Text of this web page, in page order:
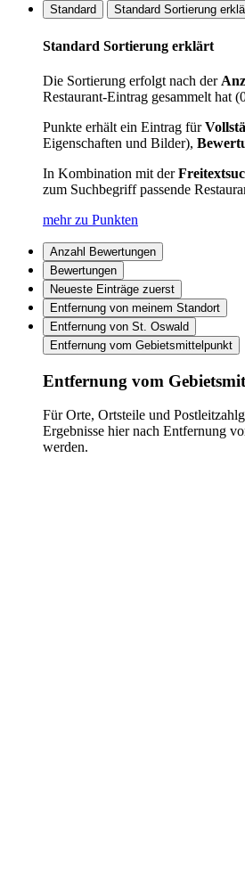
Standard Standard Sortierung
Standard Sortierung erklärt
Die Sortierung erfolgt nach der
Restaurant-Eintrag gesammelt hat
Punkte erhält ein Eintrag für
Eigenschaften und Bilder),
In Kombination mit der
zum Suchbegriff passende
mehr zu Punkten
Anzahl Bewertungen
Bewertungen
Neueste Einträge zuerst
Entfernung von meinem Standort
Entfernung von St. Oswald
Entfernung vom Gebietsmittelpunkt
Entfernung vom
Für Orte, Ortsteile und
Ergebnisse hier nach Entfernung
werden.